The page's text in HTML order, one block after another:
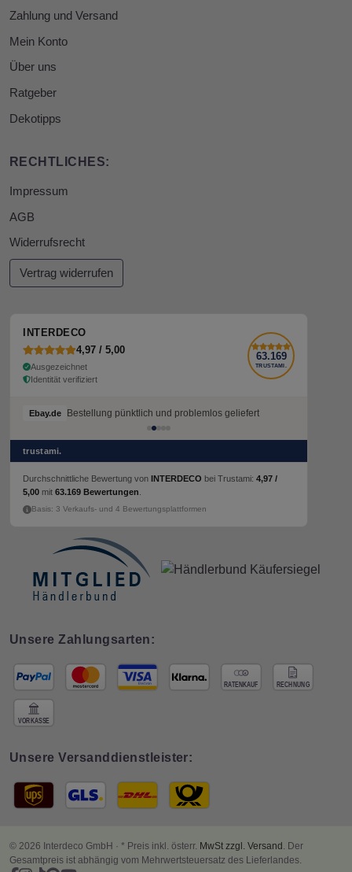
Zahlung und Versand
Mein Konto
Über uns
Ratgeber
Dekotipps
RECHTLICHES:
Impressum
AGB
Widerrufsrecht
Vertrag widerrufen
INTERDECO
4,97 / 5,00
Ausgezeichnet
Identität verifiziert
63.169
TRUSTAMI.
Ebay.de Bestellung pünktlich und problemlos geliefert
trustami.
Durchschnittliche Bewertung von INTERDECO bei Trustami: 4,97 /
5,00 mit 63.169 Bewertungen
Basis: 3 Verkaufs- und 4 Bewertungsplattformen
Unsere Zahlungsarten:
Unsere Versanddienstleister:
© 2026 Interdeco GmbH · * Preis inkl. österr. MwSt zzgl. Versand . Der
Gesamtpreis ist abhängig vom Mehrwertsteuersatz des Lieferlandes.